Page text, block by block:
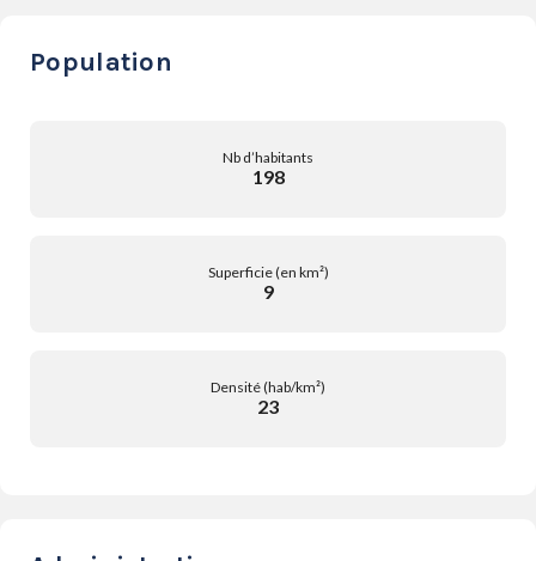
Population
Nb d’habitants
198
Superficie (en km²)
9
Densité (hab/km²)
23